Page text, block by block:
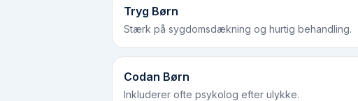
Tryg Børn
Stærk på sygdomsdækning og hurtig behandling.
Codan Børn
Inkluderer ofte psykolog efter ulykke.